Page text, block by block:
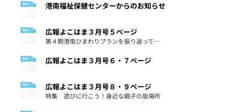
港南福祉保健センターからのお知らせ
広報よこはま３月号５ページ
第４期港南ひまわりプランを振り返って…
広報よこはま３月号６・７ページ
広報よこはま３月号８・９ページ
特集 遊びに行こう！身近な親子の居場所